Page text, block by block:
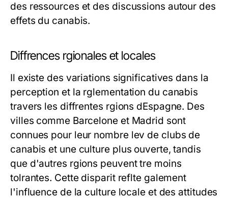
des ressources et des discussions autour des
effets du canabis.
Diffrences rgionales et locales
Il existe des variations significatives dans la
perception et la rglementation du canabis
travers les diffrentes rgions dEspagne. Des
villes comme Barcelone et Madrid sont
connues pour leur nombre lev de clubs de
canabis et une culture plus ouverte, tandis
que d'autres rgions peuvent tre moins
tolrantes. Cette disparit reflte galement
l'influence de la culture locale et des attitudes